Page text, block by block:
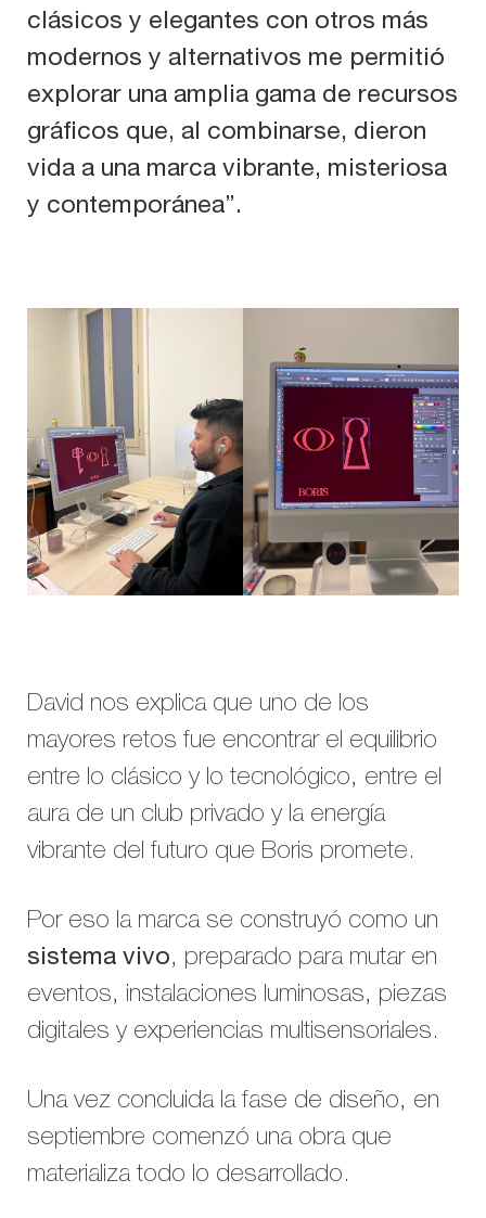
clásicos y elegantes con otros más
modernos y alternativos me permitió
explorar una amplia gama de recursos
gráficos que, al combinarse, dieron
vida a una marca vibrante, misteriosa
y contemporánea”.
David nos explica que uno de los
mayores retos fue encontrar el equilibrio
entre lo clásico y lo tecnológico, entre el
aura de un club privado y la energía
vibrante del futuro que Boris promete.
Por eso la marca se construyó como un
sistema vivo, preparado para mutar en
eventos, instalaciones luminosas, piezas
digitales y experiencias multisensoriales.
Una vez concluida la fase de diseño, en
septiembre comenzó una obra que
materializa todo lo desarrollado.